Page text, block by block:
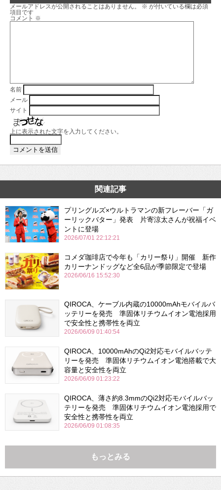
メールアドレスが公開されることはありません。 ※ が付いている欄は必須
項目です
コメント ※
名前
メール
サイト
上に表示された文字を入力してください。
関連記事
プリングルズ×ウルトラマンの新フレーバー「ガ
ーリックバター」発表 片寄涼太さんが祝福イベ
ントに登場
2026/07/01 22:12:21
コメダ珈琲店で今年も「カリー祭り」開催 新作
カリーナンドッグなど全6品が季節限定で登場
2026/06/16 15:52:30
QIROCA、ケーブル内蔵の10000mAhモバイルバ
ッテリーを発売 準固体リチウムイオン電池採用
で安全性と携帯性を両立
2026/06/09 01:40:54
QIROCA、10000mAhのQi2対応モバイルバッテ
リーを発売 準固体リチウムイオン電池搭載で大
容量と安全性を両立
2026/06/09 01:23:22
QIROCA、薄さ約8.3mmのQi2対応モバイルバッ
テリーを発売 準固体リチウムイオン電池採用で
安全性と携帯性を両立
2026/06/09 01:08:35
もっとみる